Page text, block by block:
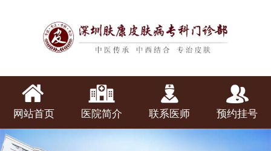
网站首页 医院简介 联系医师 预约挂号